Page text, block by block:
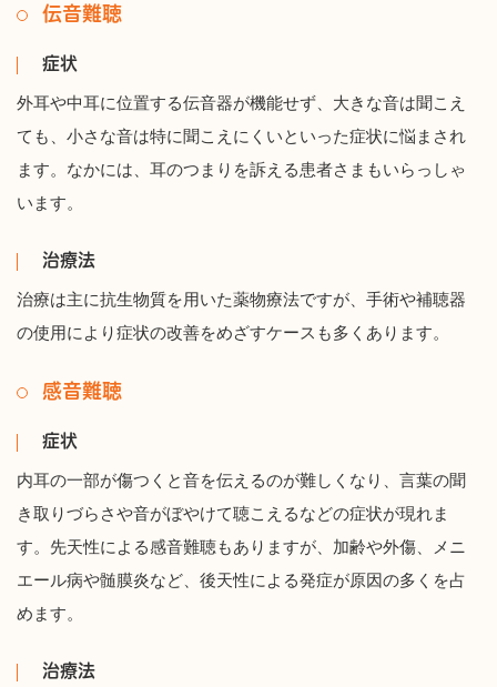
伝音難聴
症状
外耳や中耳に位置する伝音器が機能せず、大きな音は聞こえ
ても、小さな音は特に聞こえにくいといった症状に悩まされ
ます。なかには、耳のつまりを訴える患者さまもいらっしゃ
います。
治療法
治療は主に抗生物質を用いた薬物療法ですが、手術や補聴器
の使用により症状の改善をめざすケースも多くあります。
感音難聴
症状
内耳の一部が傷つくと音を伝えるのが難しくなり、言葉の聞
き取りづらさや音がぼやけて聴こえるなどの症状が現れま
す。先天性による感音難聴もありますが、加齢や外傷、メニ
エール病や髄膜炎など、後天性による発症が原因の多くを占
めます。
治療法